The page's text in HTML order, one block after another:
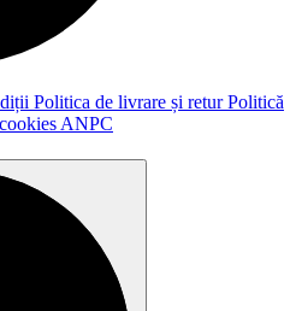
Politica de livrare și returPolitică
ANPC